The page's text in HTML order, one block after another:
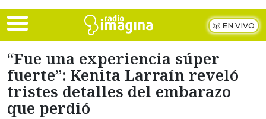
EN VIVO
“Fue una experiencia súper
fuerte”: Kenita Larraín reveló
tristes detalles del embarazo
que perdió